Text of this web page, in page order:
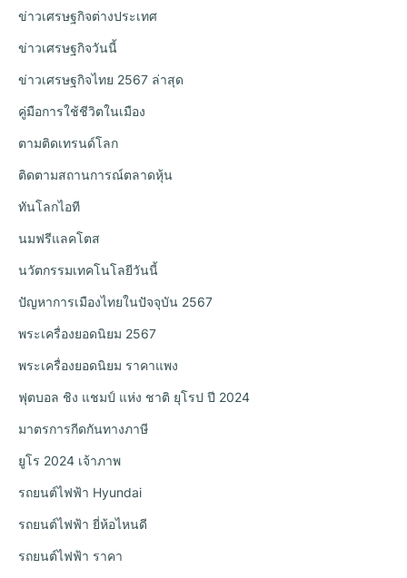
ข่าวเศรษฐกิจต่างประเทศ
ข่าวเศรษฐกิจวันนี้
ข่าวเศรษฐกิจไทย 2567 ล่าสุด
คู่มือการใช้ชีวิตในเมือง
ตามติดเทรนด์โลก
ติดตามสถานการณ์ตลาดหุ้น
ทันโลกไอที
นมฟรีแลคโตส
นวัตกรรมเทคโนโลยีวันนี้
ปัญหาการเมืองไทยในปัจจุบัน 2567
พระเครื่องยอดนิยม 2567
พระเครื่องยอดนิยม ราคาแพง
ฟุตบอล ชิง แชมป์ แห่ง ชาติ ยุโรป ปี 2024
มาตรการกีดกันทางภาษี
ยูโร 2024 เจ้าภาพ
รถยนต์ไฟฟ้า Hyundai
รถยนต์ไฟฟ้า ยี่ห้อไหนดี
รถยนต์ไฟฟ้า ราคา